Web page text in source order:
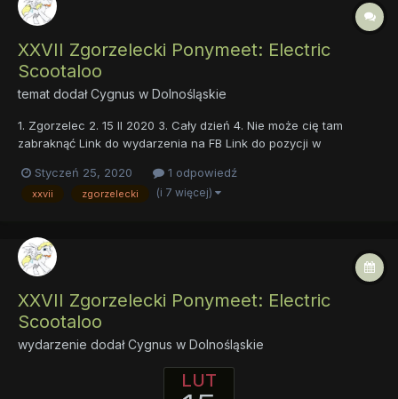
XXVII Zgorzelecki Ponymeet: Electric
Scootaloo
temat dodałCygnus w Dolnośląskie
1. Zgorzelec 2. 15 II 2020 3. Cały dzień 4. Nie może cię tam
zabraknąć Link do wydarzenia na FB Link do pozycji w
Styczeń 25, 2020
1 odpowiedź
xxvii zgorzelecki (i 7 więcej)
XXVII Zgorzelecki Ponymeet: Electric
Scootaloo
wydarzenie dodałCygnus w Dolnośląskie
LUT